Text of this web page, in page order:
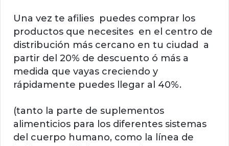
Una vez te afilies puedes comprar los
productos que necesites en el centro de
distribución más cercano en tu ciudad a
partir del 20% de descuento ó más a
medida que vayas creciendo y
rápidamente puedes llegar al 40%.
(tanto la parte de suplementos
alimenticios para los diferentes sistemas
del cuerpo humano, como la línea de